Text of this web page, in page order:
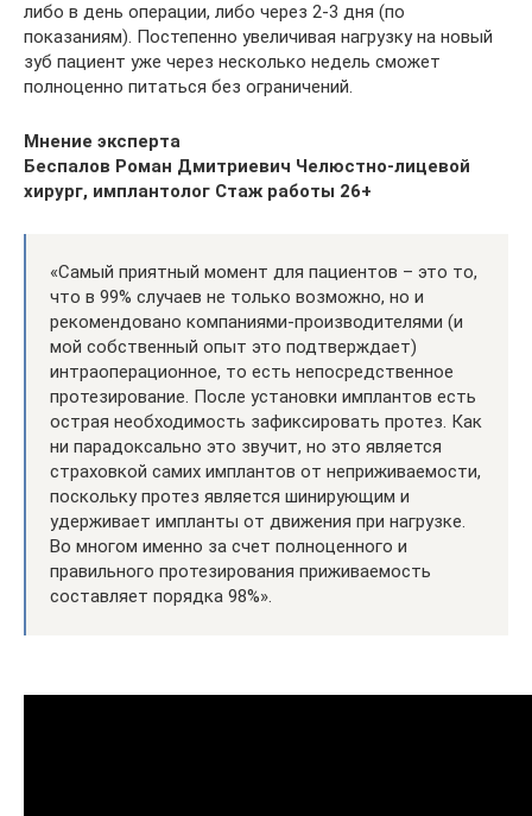
либо в день операции, либо через 2-3 дня (по
показаниям). Постепенно увеличивая нагрузку на новый
зуб пациент уже через несколько недель сможет
полноценно питаться без ограничений.
Мнение эксперта
Беспалов Роман Дмитриевич Челюстно-лицевой
хирург, имплантолог Стаж работы 26+
«Самый приятный момент для пациентов – это то,
что в 99% случаев не только возможно, но и
рекомендовано компаниями-производителями (и
мой собственный опыт это подтверждает)
интраоперационное, то есть непосредственное
протезирование. После установки имплантов есть
острая необходимость зафиксировать протез. Как
ни парадоксально это звучит, но это является
страховкой самих имплантов от неприживаемости,
поскольку протез является шинирующим и
удерживает импланты от движения при нагрузке.
Во многом именно за счет полноценного и
правильного протезирования приживаемость
составляет порядка 98%».